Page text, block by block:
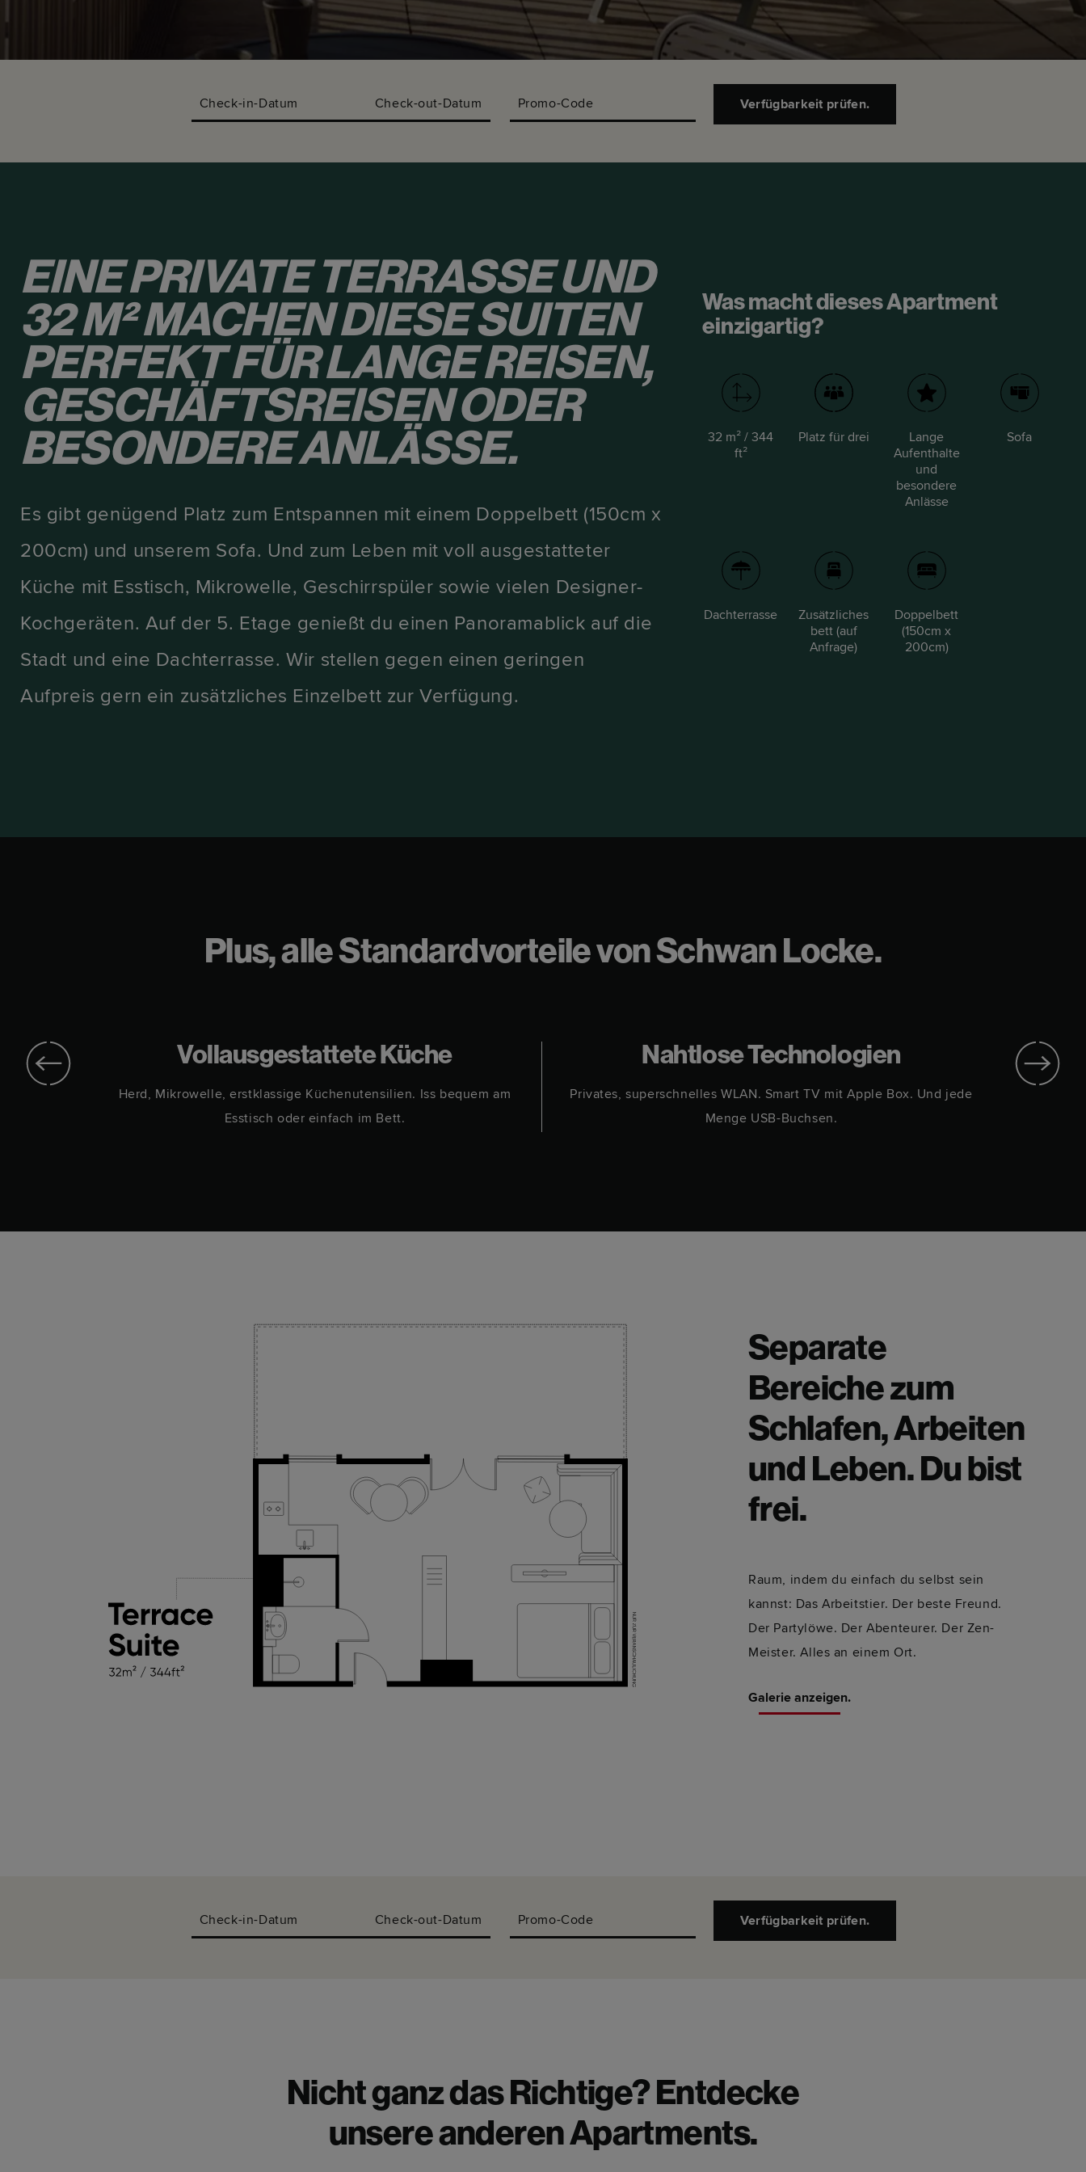
Check-in-Datum Check-out-Datum Promo-Code Verfügbarkeit prüfen.
EINE PRIVATE TERRASSE UND
32 M² MACHEN DIESE SUITEN
PERFEKT FÜR LANGE REISEN,
GESCHÄFTSREISEN ODER
BESONDERE ANLÄSSE.
Es gibt genügend Platz zum Entspannen mit einem Doppelbett (150cm x
200cm) und unserem Sofa. Und zum Leben mit voll ausgestatteter
Küche mit Esstisch, Mikrowelle, Geschirrspüler sowie vielen Designer-
Kochgeräten. Auf der 5. Etage genießt du einen Panoramablick auf die
Stadt und eine Dachterrasse. Wir stellen gegen einen geringen
Aufpreis gern ein zusätzliches Einzelbett zur Verfügung.
Was macht dieses Apartment
einzigartig?
32 m² / 344
ft²
Platz für drei
Lange
Aufenthalte
und
besondere
Anlässe
Sofa
Dachterrasse
Zusätzliches
bett (auf
Anfrage)
Doppelbett
(150cm x
200cm)
Plus, alle Standardvorteile von Schwan Locke.
Vollausgestattete Küche
Herd, Mikrowelle, erstklassige Küchenutensilien. Iss bequem am
Esstisch oder einfach im Bett.
Nahtlose Technologien
Privates, superschnelles WLAN. Smart TV mit Apple Box. Und jede
Menge USB-Buchsen.
Separate
Bereiche zum
Schlafen, Arbeiten
und Leben. Du bist
frei.
Raum, indem du einfach du selbst sein
kannst: Das Arbeitstier. Der beste Freund.
Der Partylöwe. Der Abenteurer. Der Zen-
Meister. Alles an einem Ort.
Galerie anzeigen.
Check-in-Datum Check-out-Datum Promo-Code Verfügbarkeit prüfen.
Nicht ganz das Richtige? Entdecke
unsere anderen Apartments.